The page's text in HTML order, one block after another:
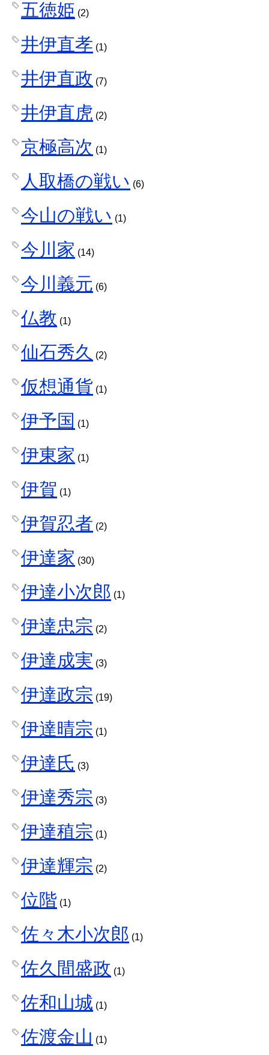
五徳姫 (2)
井伊直孝 (1)
井伊直政 (7)
井伊直虎 (2)
京極高次 (1)
人取橋の戦い (6)
今山の戦い (1)
今川家 (14)
今川義元 (6)
仏教 (1)
仙石秀久 (2)
仮想通貨 (1)
伊予国 (1)
伊東家 (1)
伊賀 (1)
伊賀忍者 (2)
伊達家 (30)
伊達小次郎 (1)
伊達忠宗 (2)
伊達成実 (3)
伊達政宗 (19)
伊達晴宗 (1)
伊達氏 (3)
伊達秀宗 (3)
伊達稙宗 (1)
伊達輝宗 (2)
位階 (1)
佐々木小次郎 (1)
佐久間盛政 (1)
佐和山城 (1)
佐渡金山 (1)